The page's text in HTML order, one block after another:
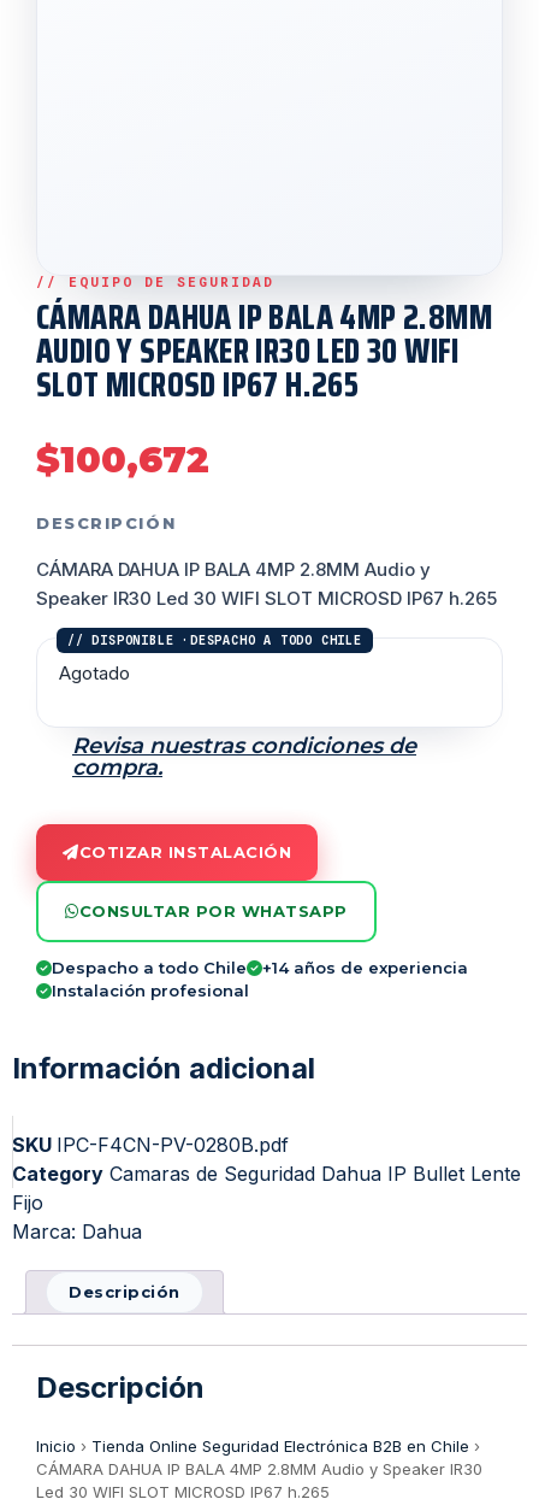
CÁMARA DAHUA IP BALA 4MP 2.8MM
AUDIO Y SPEAKER IR30 LED 30 WIFI
SLOT MICROSD IP67 H.265
$100,672
DESCRIPCIÓN
CÁMARA DAHUA IP BALA 4MP 2.8MM Audio y
Speaker IR30 Led 30 WIFI SLOT MICROSD IP67 h.265
Agotado
Revisa nuestras condiciones de
compra.
COTIZAR INSTALACIÓN
CONSULTAR POR WHATSAPP
Despacho a todo Chile
+14 años de experiencia
Instalación profesional
Información adicional
SKU IPC-F4CN-PV-0280B.pdf
Category Camaras de Seguridad Dahua IP Bullet Lente
Fijo
Marca: Dahua
Descripción
Descripción
Inicio › Tienda Online Seguridad Electrónica B2B en Chile ›
CÁMARA DAHUA IP BALA 4MP 2.8MM Audio y Speaker IR30
Led 30 WIFI SLOT MICROSD IP67 h.265